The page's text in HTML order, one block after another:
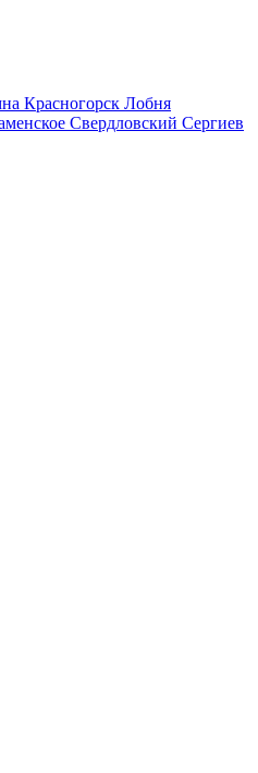
Красногорск Лобня
Свердловский Сергиев